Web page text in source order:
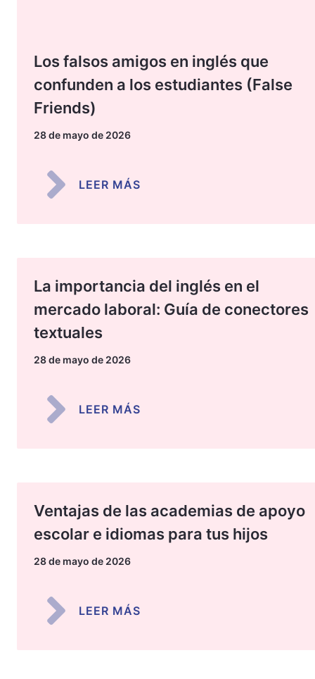
Los falsos amigos en inglés que
confunden a los estudiantes (False
Friends)
28 de mayo de 2026
LEER MÁS
La importancia del inglés en el
mercado laboral: Guía de conectores
textuales
28 de mayo de 2026
LEER MÁS
Ventajas de las academias de apoyo
escolar e idiomas para tus hijos
28 de mayo de 2026
LEER MÁS